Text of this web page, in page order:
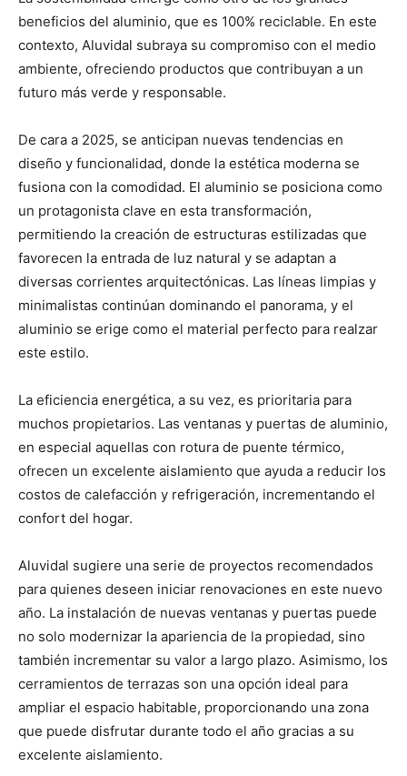
beneficios del aluminio, que es 100% reciclable. En este
contexto, Aluvidal subraya su compromiso con el medio
ambiente, ofreciendo productos que contribuyan a un
futuro más verde y responsable.
De cara a 2025, se anticipan nuevas tendencias en
diseño y funcionalidad, donde la estética moderna se
fusiona con la comodidad. El aluminio se posiciona como
un protagonista clave en esta transformación,
permitiendo la creación de estructuras estilizadas que
favorecen la entrada de luz natural y se adaptan a
diversas corrientes arquitectónicas. Las líneas limpias y
minimalistas continúan dominando el panorama, y el
aluminio se erige como el material perfecto para realzar
este estilo.
La eficiencia energética, a su vez, es prioritaria para
muchos propietarios. Las ventanas y puertas de aluminio,
en especial aquellas con rotura de puente térmico,
ofrecen un excelente aislamiento que ayuda a reducir los
costos de calefacción y refrigeración, incrementando el
confort del hogar.
Aluvidal sugiere una serie de proyectos recomendados
para quienes deseen iniciar renovaciones en este nuevo
año. La instalación de nuevas ventanas y puertas puede
no solo modernizar la apariencia de la propiedad, sino
también incrementar su valor a largo plazo. Asimismo, los
cerramientos de terrazas son una opción ideal para
ampliar el espacio habitable, proporcionando una zona
que puede disfrutar durante todo el año gracias a su
excelente aislamiento.